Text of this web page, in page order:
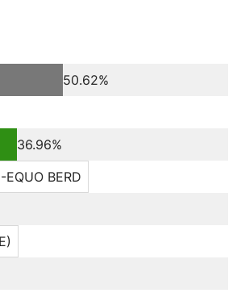
50.62%
36.96%
EQUO BERD